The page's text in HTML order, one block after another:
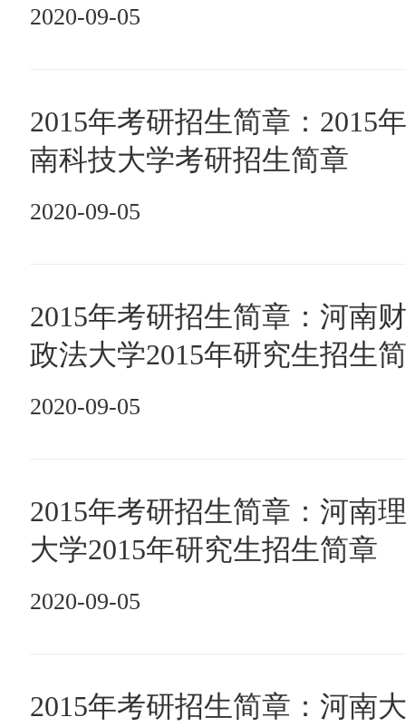
2020-09-05
2015年考研招生简章：2015
南科技大学考研招生简章
2020-09-05
2015年考研招生简章：河南
政法大学2015年研究生招生
2020-09-05
2015年考研招生简章：河南
大学2015年研究生招生简章
2020-09-05
2015年考研招生简章：河南